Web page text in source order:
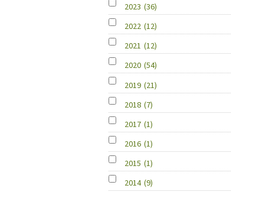
2023 (36)
2022 (12)
2021 (12)
2020 (54)
2019 (21)
2018 (7)
2017 (1)
2016 (1)
2015 (1)
2014 (9)